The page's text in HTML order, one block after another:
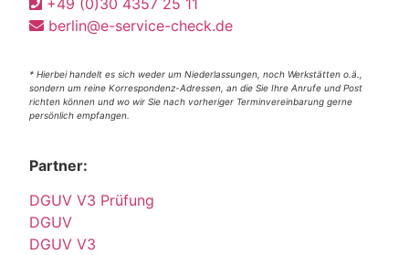
+49 (0)30 4357 25 11
berlin@e-service-check.de
* Hierbei handelt es sich weder um Niederlassungen, noch Werkstätten o.ä.,
sondern um reine Korrespondenz-Adressen, an die Sie Ihre Anrufe und Post
richten können und wo wir Sie nach vorheriger Terminvereinbarung gerne
persönlich empfangen.
Partner:
DGUV V3 Prüfung
DGUV
DGUV V3